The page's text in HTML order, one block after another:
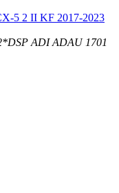
5 2 II KF 2017-2023
ADI ADAU 1701